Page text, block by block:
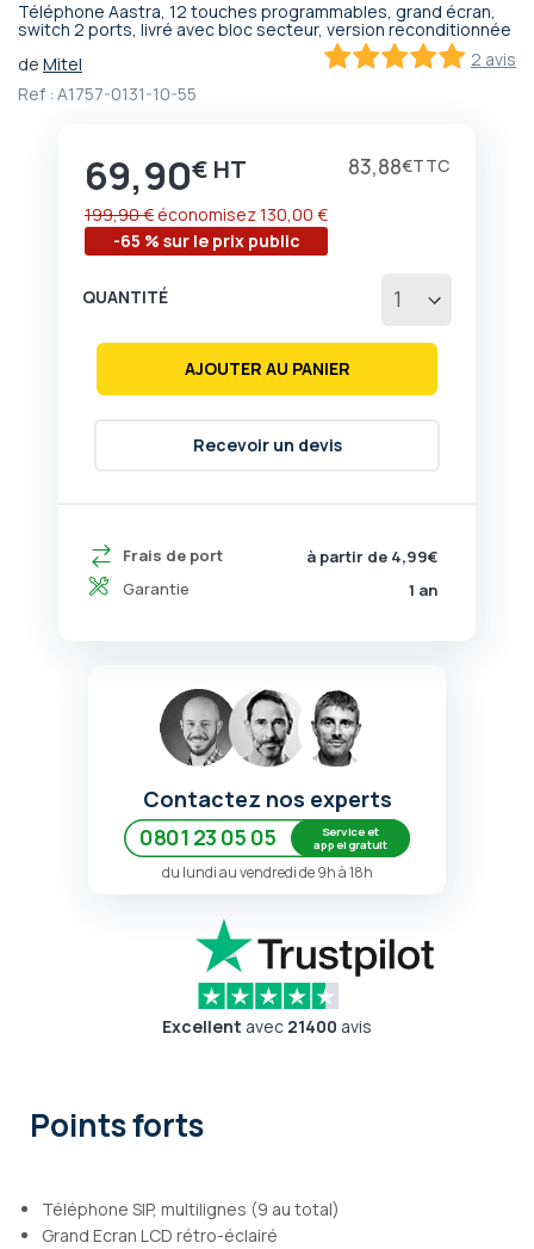
Téléphone Aastra, 12 touches programmables, grand écran,
switch 2 ports, livré avec bloc secteur, version reconditionnée
2 avis
de Mitel
Ref : A1757-0131-10-55
Prix
69,90€ 83,88€
-65 % sur le prix public
199,90 € économisez130,00 €
Frais de port
à partir de 4,99€
Garantie
1 an
QUANTITÉ
AJOUTER AU PANIER
Recevoir un devis
Passer
début
de
d’images
Contactez nos experts
0801 23 05 05
Service et
appel gratuit
du lundi au vendredi de 9h à 18h
Excellent avec 21400 avis
Points forts
Téléphone SIP, multilignes (9 au total)
Grand Ecran LCD rétro-éclairé